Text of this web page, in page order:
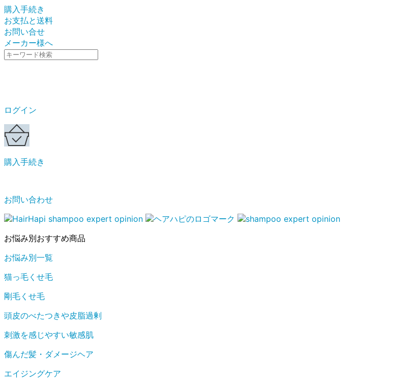
購入手続き
お支払と送料
お問い合せ
メーカー様へ
ログイン
購入手続き
お問い合わせ
お悩み別おすすめ商品
お悩み別一覧
猫っ毛くせ毛
剛毛くせ毛
頭皮のべたつきや皮脂過剰
刺激を感じやすい敏感肌
傷んだ髪・ダメージヘア
エイジングケア